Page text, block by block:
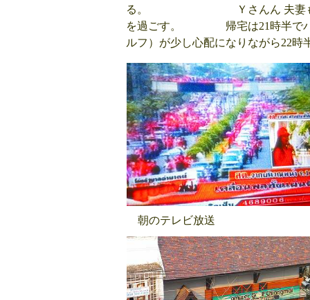
る。 Ｙさんん 夫妻も参加し
を過ごす。 帰宅は21時半でバタ
ルフ）が少し心配になり
朝のテレビ放送